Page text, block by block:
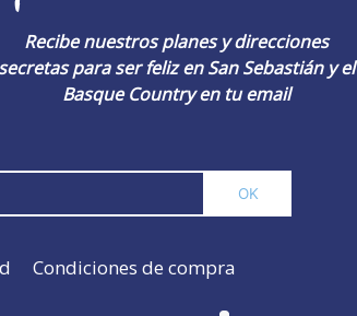
Recibe nuestros planes y direcciones
secretas para ser feliz en San Sebastián y el
Basque Country en tu email
Condiciones de compra